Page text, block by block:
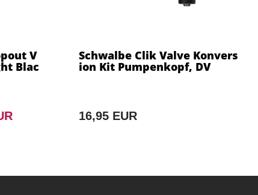
V
Blac
Schwalbe Clik Valve Konvers
ion Kit Pumpenkopf, DV
16,95 EUR